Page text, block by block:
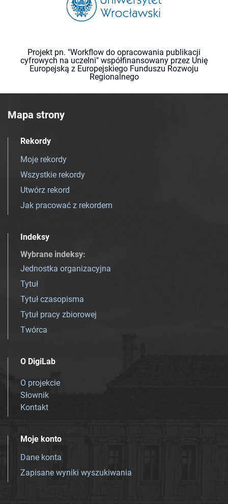
Projekt pn. "Workflow do opracowania publikacji
cyfrowych na uczelni" współfinansowany przez Unię
Europejską z Europejskiego Funduszu Rozwoju
Regionalnego
Mapa strony
Rekordy
Moje rekordy
Wszystkie rekordy
Utwórz rekord
Jak pracować z rekordem
Indeksy
Wybrane indeksy:
Jednostka organizacyjna
Tytuł
Tytuł czasopisma
Tytuł pracy zbiorowej
Twórca
O DigiLab
O projekcie
Słownik
Kontakt
Moje konto
Dane konta
Zapisane wyniki wyszukiwania